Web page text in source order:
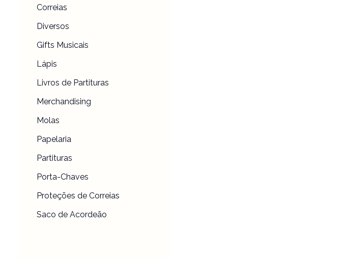
Correias
Diversos
Gifts Musicais
Lápis
Livros de Partituras
Merchandising
Molas
Papelaria
Partituras
Porta-Chaves
Proteções de Correias
Saco de Acordeão